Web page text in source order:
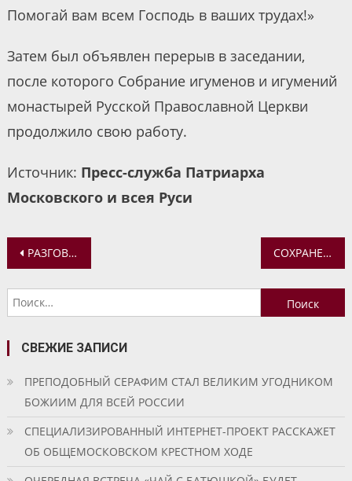
Помогай вам всем Господь в ваших трудах!»
Затем был объявлен перерыв в заседании,
после которого Собрание игуменов и игумений
монастырей Русской Православной Церкви
продолжило свою работу.
Источник: Пресс-служба Патриарха
Московского и всея Руси
Навигация
по
записям
РАЗГОВОР О ПРОБЛЕМАХ ЗАВИСИМОСТИ И СОЗАВИСИМОСТИ СОХРАНЕНИЕ КУЛЬТУРНОГО НАСЛЕДИЯ В ЯРОСЛАВСКОЙ ОБЛАСТИ ОБСУДИЛИ МИХАИЛ ЕВРАЕВ И ВАЛЕНТИНА МАТВИЕНКО
Найти:
СВЕЖИЕ ЗАПИСИ
ПРЕПОДОБНЫЙ СЕРАФИМ СТАЛ ВЕЛИКИМ УГОДНИКОМ
БОЖИИМ ДЛЯ ВСЕЙ РОССИИ
СПЕЦИАЛИЗИРОВАННЫЙ ИНТЕРНЕТ-ПРОЕКТ РАССКАЖЕТ
ОБ ОБЩЕМОСКОВСКОМ КРЕСТНОМ ХОДЕ